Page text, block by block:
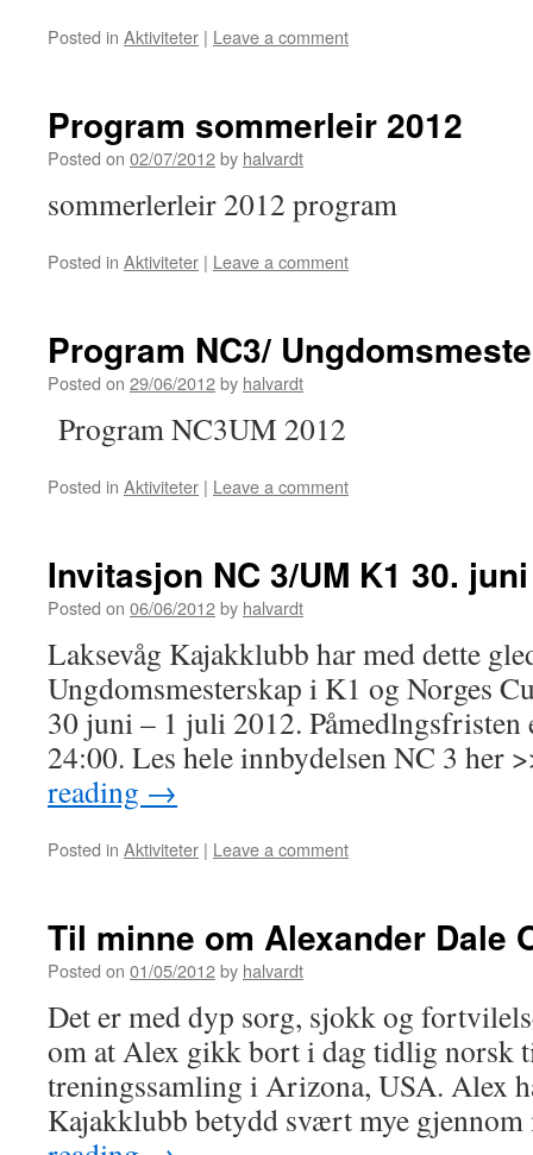
Posted in Aktiviteter | Leave a comment
Program sommerleir 2012
Posted on 02/07/2012by halvardt
sommerlerleir 2012 program
Posted in Aktiviteter | Leave a comment
Program NC3/
Posted on 29/06/2012by halvardt
Program NC3UM 2012
Posted in Aktiviteter | Leave a comment
Invitasjon NC 3/UM K1 30.
Posted on 06/06/2012by halvardt
Laksevåg Kajakklubb har med dette
Ungdomsmesterskap i K1 og Norges
30 juni – 1 juli 2012.
24:00. Les hele innbydelsen NC 3
reading →
Posted in Aktiviteter | Leave a comment
Til minne om Alexander Dale
Posted on 01/05/2012by halvardt
Det er med dyp sorg, sjokk og
om at Alex gikk bort i dag tidlig norsk
treningssamling i Arizona, USA. Alex
Kajakklubb betydd svært mye